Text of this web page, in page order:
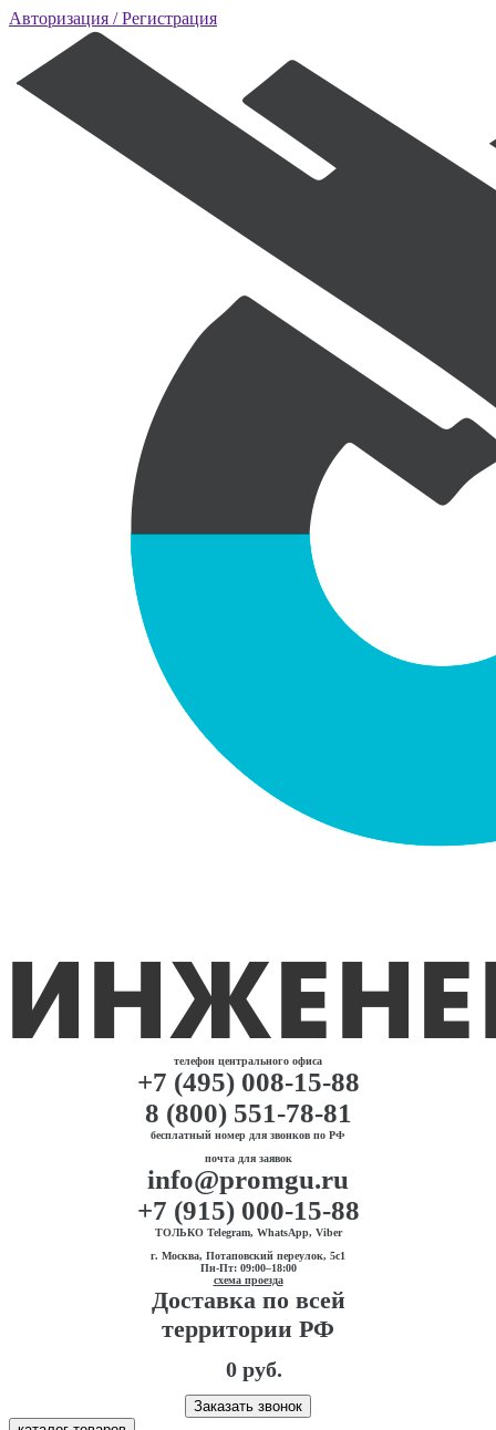
Авторизация / Регистрация
телефон центрального офиса
+7 (495) 008-15-88
8 (800) 551-78-81
бесплатный номер для звонков по РФ
почта для заявок
info@promgu.ru
+7 (915) 000-15-88
ТОЛЬКО Telegram, WhatsApp, Viber
г. Москва, Потаповский переулок, 5с1
Пн-Пт: 09:00–18:00
схема проезда
Доставка по всей
территории РФ
0 руб.
Заказать звонок